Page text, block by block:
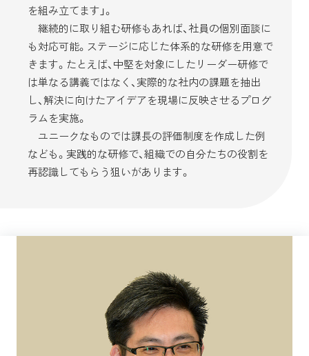
を組み立てます」。
継続的に取り組む研修もあれば、社員の個別面談に
も対応可能。ステージに応じた体系的な研修を用意で
きます。たとえば、中堅を対象にしたリーダー研修で
は単なる講義ではなく、実際的な社内の課題を抽出
し、解決に向けたアイデアを現場に反映させるプログ
ラムを実施。
ユニークなものでは課長の評価制度を作成した例
なども。実践的な研修で、組織での自分たちの役割を
再認識してもらう狙いがあります。